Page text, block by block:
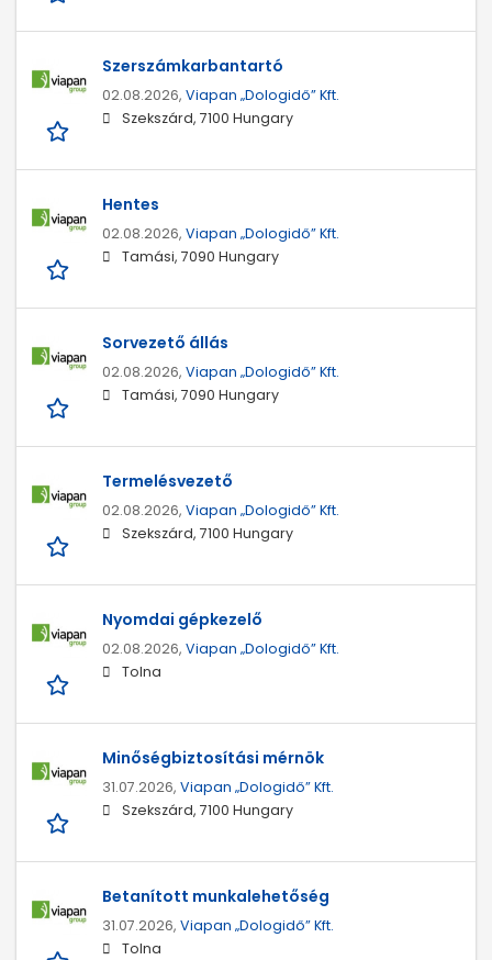
Szerszámkarbantartó
02.08.2026, Viapan „Dologidő” Kft.
Szekszárd, 7100 Hungary
Hentes
02.08.2026, Viapan „Dologidő” Kft.
Tamási, 7090 Hungary
Sorvezető állás
02.08.2026, Viapan „Dologidő” Kft.
Tamási, 7090 Hungary
Termelésvezető
02.08.2026, Viapan „Dologidő” Kft.
Szekszárd, 7100 Hungary
Nyomdai gépkezelő
02.08.2026, Viapan „Dologidő” Kft.
Tolna
Minőségbiztosítási mérnök
31.07.2026, Viapan „Dologidő” Kft.
Szekszárd, 7100 Hungary
Betanított munkalehetőség
31.07.2026, Viapan „Dologidő” Kft.
Tolna